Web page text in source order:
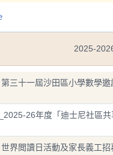
2025-
三十一屆沙田區小學數學邀
26年度「迪士尼社區
界閲讀日活動及家長義工招